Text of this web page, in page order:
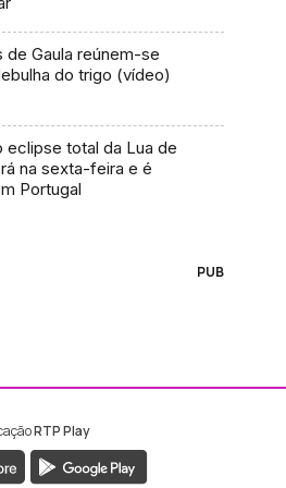
de Gaula reúnem-se
do trigo (vídeo)
eclipse total da Lua de
na sexta-feira e é
Portugal
PUB
Madeira
RTP Play